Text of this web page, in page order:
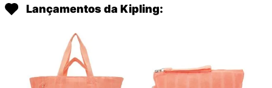
Lançamentos da Kipling: